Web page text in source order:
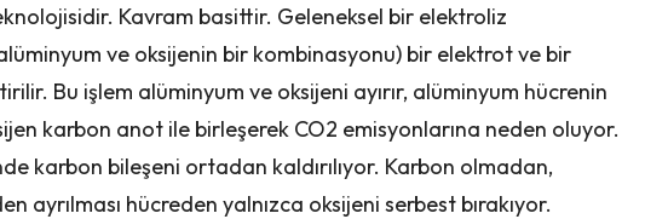
Kavram basittir. Geleneksel bir elektroliz
ve oksijenin bir kombinasyonu) bir elektrot ve bir
Bu işlem alüminyum ve oksijeni ayırır, alüminyum hücrenin
karbon anot ile birleşerek CO2 emisyonlarına neden oluyor.
karbon bileşeni ortadan kaldırılıyor. Karbon olmadan,
ayrılması hücreden yalnızca oksijeni serbest bırakıyor.